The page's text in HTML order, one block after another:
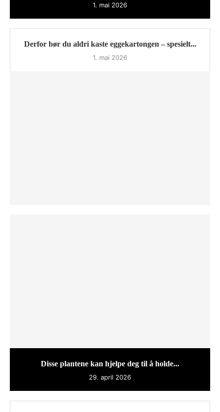
1. mai 2026
Derfor bør du aldri kaste eggekartongen – spesielt...
1. mai 2026
Disse plantene kan hjelpe deg til å holde...
29. april 2026